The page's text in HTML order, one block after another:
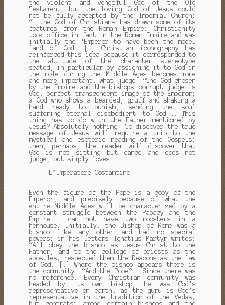
the violent and vengeful God of the Old
Testament, but the loving God of Jesus could
not be fully accepted by the Imperial Church:
“… the God of Christians has drawn some of its
features from the Roman Empire: Christianity
took office in fact in the Roman Empire and was
initially the
‘Emperor to have been the model
land of God. […] Christian iconography has
reinforced this idea because it corresponded to
the attitude of the character stereotype
seated, in particular by assigning it to God in
the role during the Middle Ages becomes more
and more important, what
judge. “The God chosen
by the Empire and the bishops corrupt judge is
God, perfect transcendent image of the Emperor;
a God who shows a bearded, gruff and shaking a
hand ready to punish, sending the soul
suffering eternal disobedient to God … This
thing has to do with the Father mentioned by
Jesus?Absolutely nothing. To discover the true
message of Jesus will require a trip to the
mystical and esoteric reading of the Gospels;
then, perhaps, the reader will discover that
God is not sitting but dance and does not
judge, but simply loves.
L’Imperatore Costantino
Even the figure of the Pope is a copy of the
Emperor, and precisely because of what the
entire Middle Ages will be characterized by a
constant struggle between the Papacy and the
Empire … can not have two roosters in a
henhouse. Initially, the Bishop of Rome was a
bishop like any other and had no special
powers;in his letters Ignatius Martyr writes:
“All obey the bishop as Jesus Christ to the
Father, and to the college of priests as the
apostles;respected then the Deacons as the law
of God. […] Where the bishop appears there is
the community. “And the Pope?
… Since there was
no reference. Every Christian community was
headed by its own bishop; he was God’s
representative on earth, as the guru is God’s
representative in the tradition of the Vedas;
but contratsi among certain bishops and the